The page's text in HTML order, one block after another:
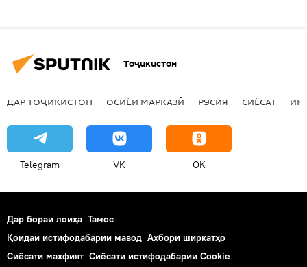
Тоҷикистон
ДАР ТОҶИКИСТОН ОСИЁИ МАРКАЗӢ РУСИЯ СИЁСАТ
Telegram VK OK
Дар бораи лоиҳа Тамос
Қоидаи истифодабарии мавод Ахбори ширкатҳо
Сиёсати махфият Сиёсати истифодабарии Cookie